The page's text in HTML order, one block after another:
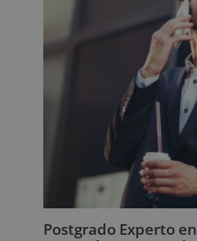
Postgrado Experto